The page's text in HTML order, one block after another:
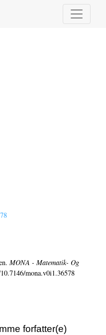
MONA - Matematik- Og
mona.v0i1.36578
forfatter(e)